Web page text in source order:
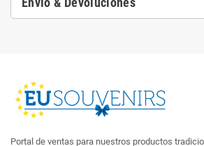
Portal de ventas para nuestros productos